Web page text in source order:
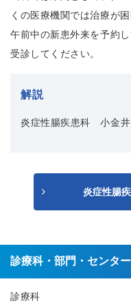
くの医療機関では治療が
午前中の新患外来を予約
受診してください。
解説
炎症性腸疾患科 小金井
炎症性腸
診療科・部門・センター
診療科